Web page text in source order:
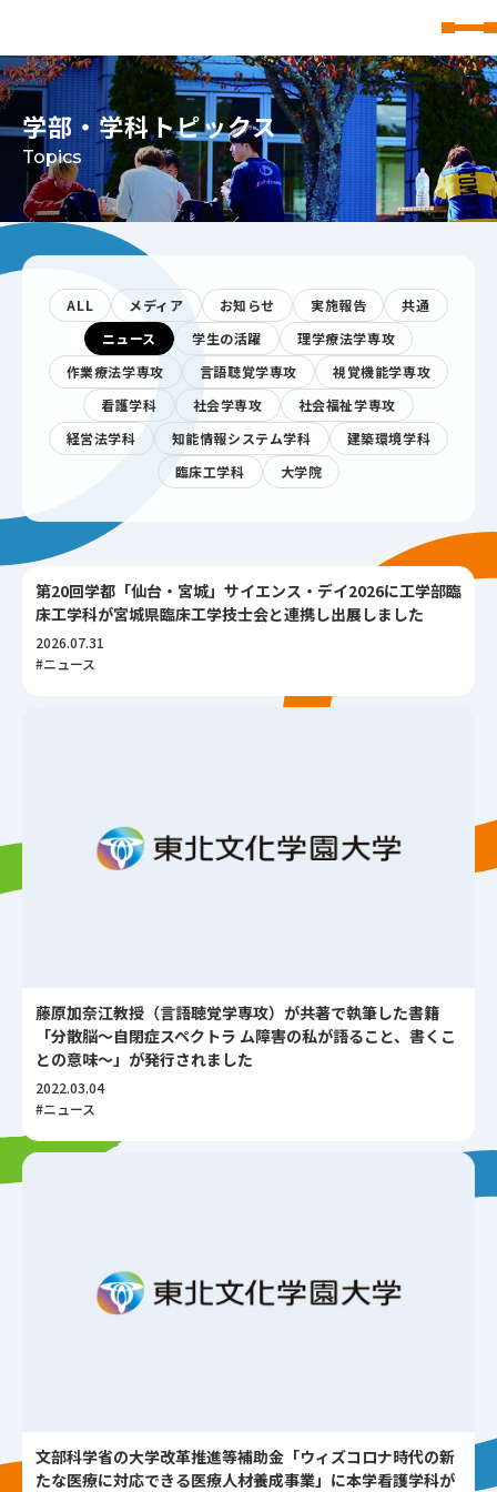
学部・学科トピックス
Topics
ALL メディア お知らせ 実施報告
共通
ニュース
学生の活躍
理学療法学専攻
作業療法学専攻
言語聴覚学専攻
視覚機能学専攻
看護学科
社会学専攻
社会福祉学専攻
経営法学科
知能情報システム学科
建築環境学科
臨床工学科
大学院
第20回学都「仙台・宮城」サイエンス・デイ2026に工学部臨
床工学科が宮城県臨床工学技士会と連携し出展しました
2026.07.31
#ニュース
藤原加奈江教授（言語聴覚学専攻）が共著で執筆した書籍
「分散脳～自閉症スペクトラ ム障害の私が語ること、書くこ
との意味～」が発行されました
2022.03.04
#ニュース
文部科学省の大学改革推進等補助金「ウィズコロナ時代の新
たな医療に対応できる医療人材養成事業」に本学看護学科が